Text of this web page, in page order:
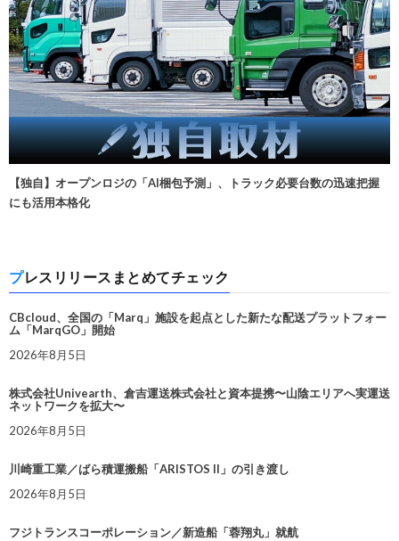
【独自】オープンロジの「AI梱包予測」、トラック必要台数の迅速把握
にも活用本格化
プレスリリースまとめてチェック
CBcloud、全国の「Marq」施設を起点とした新たな配送プラットフォー
ム「MarqGO」開始
2026年8月5日
株式会社Univearth、倉吉運送株式会社と資本提携〜山陰エリアへ実運送
ネットワークを拡大〜
2026年8月5日
川崎重工業／ばら積運搬船「ARISTOS II」の引き渡し
2026年8月5日
フジトランスコーポレーション／新造船「蓉翔丸」就航